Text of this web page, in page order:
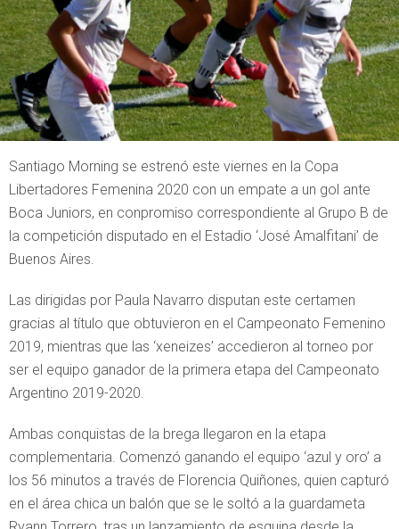
Santiago Morning se estrenó este viernes en la Copa
Libertadores Femenina 2020 con un empate a un gol ante
Boca Juniors, en conpromiso correspondiente al Grupo B de
la competición disputado en el Estadio ‘José Amalfitani’ de
Buenos Aires.
Las dirigidas por Paula Navarro disputan este certamen
gracias al título que obtuvieron en el Campeonato Femenino
2019, mientras que las ‘xeneizes’ accedieron al torneo por
ser el equipo ganador de la primera etapa del Campeonato
Argentino 2019-2020.
Ambas conquistas de la brega llegaron en la etapa
complementaria. Comenzó ganando el equipo ‘azul y oro’ a
los 56 minutos a través de Florencia Quiñones, quien capturó
en el área chica un balón que se le soltó a la guardameta